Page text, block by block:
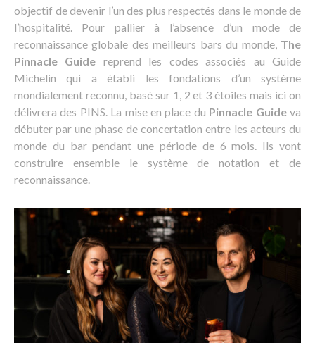
objectif de devenir l’un des plus respectés dans le monde de
l’hospitalité. Pour pallier à l’absence d’un mode de
reconnaissance globale des meilleurs bars du monde, The
Pinnacle Guide reprend les codes associés au Guide
Michelin qui a établi les fondations d’un système
mondialement reconnu, basé sur 1, 2 et 3 étoiles mais ici on
délivrera des PINS. La mise en place du Pinnacle Guideva
débuter par une phase de concertation entre les acteurs du
monde du bar pendant une période de 6 mois. Ils vont
construire ensemble le système de notation et de
reconnaissance.